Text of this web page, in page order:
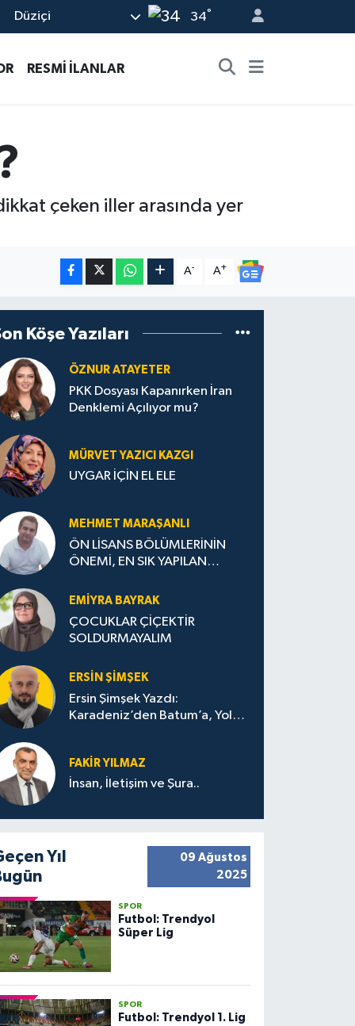
Düziçi 34°
RESMİ İLANLAR
çeken iller arasında yer
A- A+
Köşe Yazıları
ÖZNUR ATAYETER
PKK Dosyası Kapanırken İran
Denklemi Açılıyor mu?
MÜRVET YAZICI KAZGI
UYGAR İÇİN EL ELE
MEHMET MARAŞANLI
ÖN LİSANS BÖLÜMLERİNİN
ÖNEMİ, EN SIK YAPILAN
STRATEJİLERİ
EMIYRA BAYRAK
ÇOCUKLAR ÇİÇEKTİR
SOLDURMAYALIM
ERSIN ŞIMŞEK
Ersin Şimşek Yazdı:
Karadeniz’den Batum’a, Yolun
FAKIR YILMAZ
İnsan, İletişim ve Şura..
Yıl
09 Ağustos
2025
SPOR
Futbol: Trendyol
Süper Lig
SPOR
Futbol: Trendyol 1. Lig